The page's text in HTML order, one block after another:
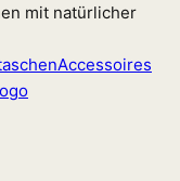
mit natürlicher
Accessoires